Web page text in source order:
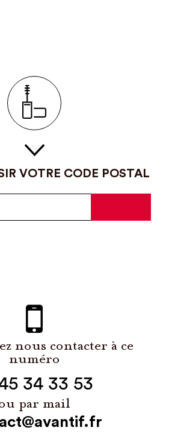
VOTRE CODE POSTAL
nous contacter à ce
numéro
34 33 53
ou par mail